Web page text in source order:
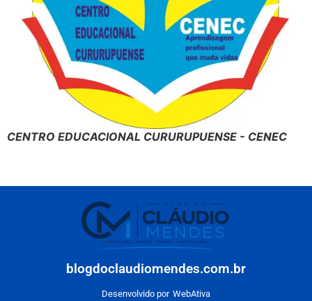
CENTRO EDUCACIONAL CURURUPUENSE - CENEC
blogdoclaudiomendes.com.br
Desenvolvido por WebAtiva